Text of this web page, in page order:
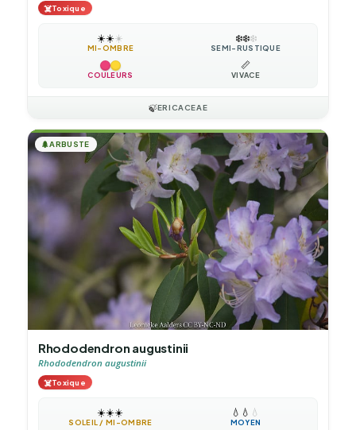
☠️Toxique
☀️☀️☀️
MI-OMBRE
❄️❄️❄️
SEMI-RUSTIQUE
COULEURS
📏
VIVACE
🍃ERICACEAE
🌲ARBUSTE
Rhododendron augustinii
Rhododendron augustinii
☠️Toxique
☀️☀️☀️
SOLEIL / MI-OMBRE
💧 💧 💧
MOYEN